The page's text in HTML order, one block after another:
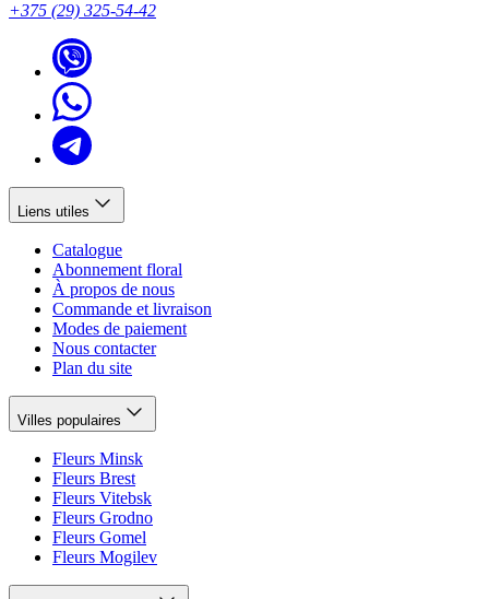
+375 (29) 325-54-42
Liens utiles
Catalogue
Abonnement floral
À propos de nous
Commande et livraison
Modes de paiement
Nous contacter
Plan du site
Villes populaires
Fleurs Minsk
Fleurs Brest
Fleurs Vitebsk
Fleurs Grodno
Fleurs Gomel
Fleurs Mogilev